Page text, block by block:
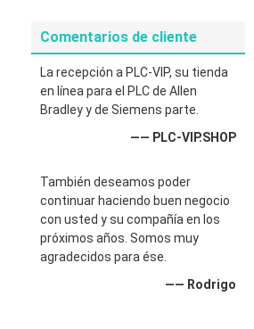
Comentarios de cliente
La recepción a PLC-VIP, su tienda
en línea para el PLC de Allen
Bradley y de Siemens parte.
—— PLC-VIP.SHOP
También deseamos poder
continuar haciendo buen negocio
con usted y su compañía en los
próximos años. Somos muy
agradecidos para ése.
—— Rodrigo